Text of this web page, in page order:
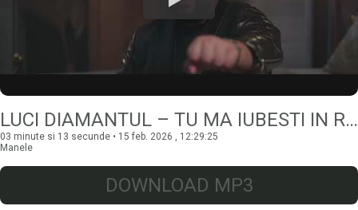
LUCI DIAMANTUL – TU MA IUBESTI IN RATE
03 minute si 13 secunde • 15 feb. 2026 , 12:29:25
Manele
DOWNLOAD MP3